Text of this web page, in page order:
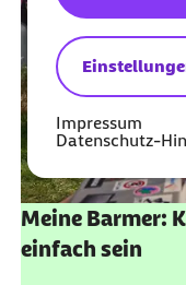
Impressum
Datenschutz-
Meine Barmer:
einfach sein